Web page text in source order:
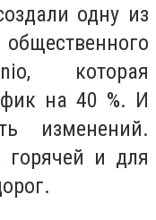
одну из
которая
на 40 %. И
изменений.
и для